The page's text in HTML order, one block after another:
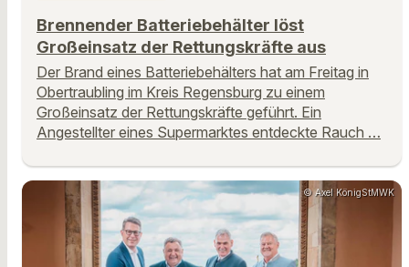
Brennender Batteriebehälter löst
Großeinsatz der Rettungskräfte aus
Der Brand eines Batteriebehälters hat am Freitag in
Obertraubling im Kreis Regensburg zu einem
Großeinsatz der Rettungskräfte geführt. Ein
Angestellter eines Supermarktes entdeckte Rauch …
© Axel KönigStMWK